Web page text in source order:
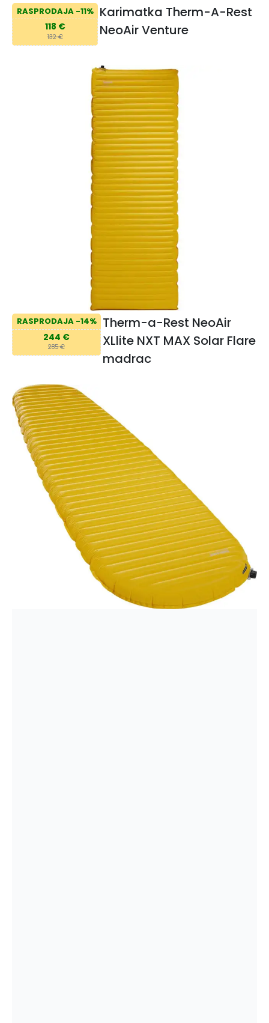
RASPRODAJA -11%
118 €
132 €
Karimatka Therm-A-Rest
NeoAir Venture
RASPRODAJA -14%
244 €
285 €
Therm-a-Rest NeoAir
XLlite NXT MAX Solar Flare
madrac